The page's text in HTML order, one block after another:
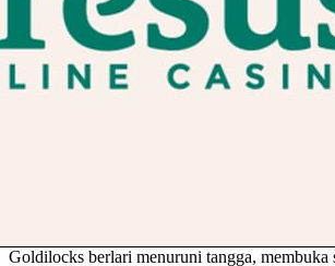
Goldilocks berlari menuruni tangga, membuka